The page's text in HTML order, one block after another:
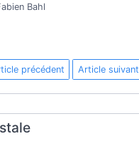
Bahl
précédent Article suivant